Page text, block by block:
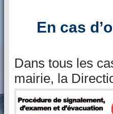
En cas
Dans tous les
mairie, la